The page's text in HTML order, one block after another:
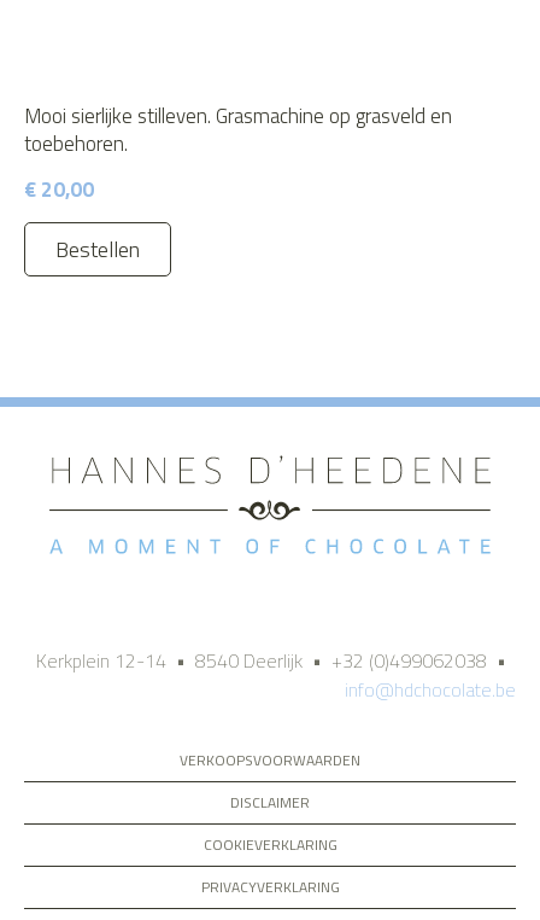
Mooi sierlijke stilleven. Grasmachine op grasveld en
toebehoren.
€ 20,00
Bestellen
Kerkplein 12-14 • 8540 Deerlijk • +32 (0)499062038 •
info@hdchocolate.be
VERKOOPSVOORWAARDEN
DISCLAIMER
COOKIEVERKLARING
PRIVACYVERKLARING